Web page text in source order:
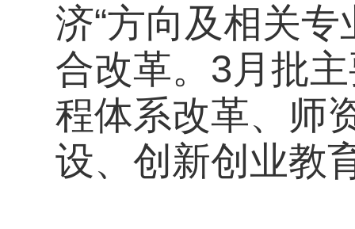
济“方向及相关
合改革。3月批
程体系改革、师
设、创新创业教